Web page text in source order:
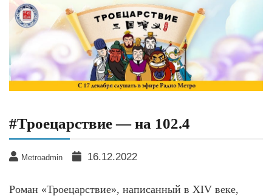
#Троецарствие — на 102.4
Metroadmin 16.12.2022
Роман «Троецарствие», написанный в XIV веке,